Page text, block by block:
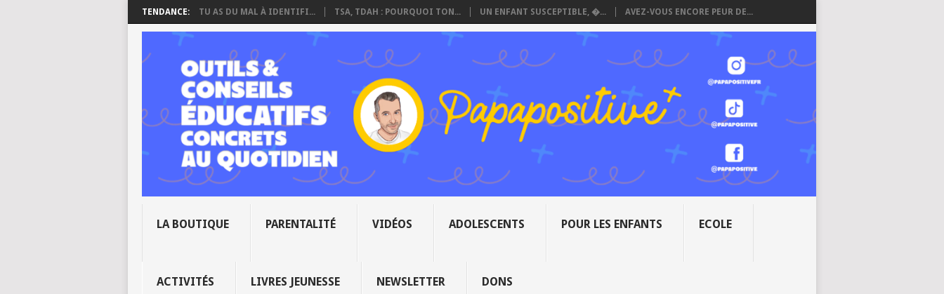
TENDANCE: TU AS DU MAL À IDENTIFI... TSA, TDAH : POURQUOI TON... UN ENFANT SUSCEPTIBLE, �... AVEZ-VOUS ENCORE PEUR DE...
LA BOUTIQUE PARENTALITÉ VIDÉOS ADOLESCENTS POUR LES ENFANTS ECOLE
ACTIVITÉS LIVRES JEUNESSE NEWSLETTER DONS